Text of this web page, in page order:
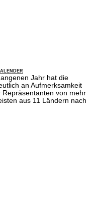
Jahr hat die
an Aufmerksamkeit
von mehr
aus 11 Ländern nach